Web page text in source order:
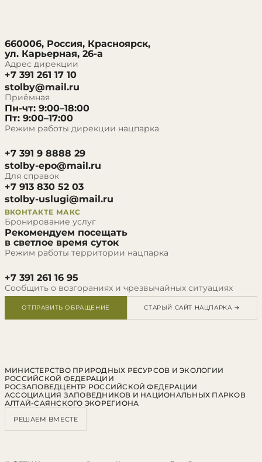
660006, Россия, Красноярск,
ул. Карьерная, 26-а
Адрес дирекции
+7 391 261 17 10
stolby@mail.ru
Приёмная
Пн-чт: 9:00–18:00
Пт: 9:00–17:00
Режим работы дирекции нацпарка
+7 391 9 8888 29
stolby-epo@mail.ru
Для справок
+7 913 830 52 03
stolby-uslugi@mail.ru
ВКОНТАКТЕ МАКС
Бронирование услуг
Рекомендуем посещать
в светлое время суток
Режим работы территории нацпарка
+7 391 261 16 95
Сообщить о возгораниях и чрезвычайных ситуациях
ОТПРАВИТЬ ОБРАЩЕНИЕ СТАРЫЙ САЙТ НАЦПАРКА →
МИНИСТЕРСТВО ПРИРОДНЫХ РЕСУРСОВ И ЭКОЛОГИИ
РОССИЙСКОЙ ФЕДЕРАЦИИ
РОСЗАПОВЕДЦЕНТР РОССИЙСКОЙ ФЕДЕРАЦИИ
АССОЦИАЦИЯ ЗАПОВЕДНИКОВ И НАЦИОНАЛЬНЫХ ПАРКОВ
АЛТАЙ-САЯНСКОГО ЭКОРЕГИОНА
РЕШАЕМ ВМЕСТЕ